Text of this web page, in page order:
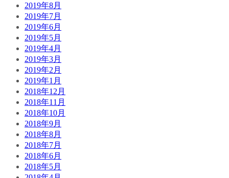
2019年8月
2019年7月
2019年6月
2019年5月
2019年4月
2019年3月
2019年2月
2019年1月
2018年12月
2018年11月
2018年10月
2018年9月
2018年8月
2018年7月
2018年6月
2018年5月